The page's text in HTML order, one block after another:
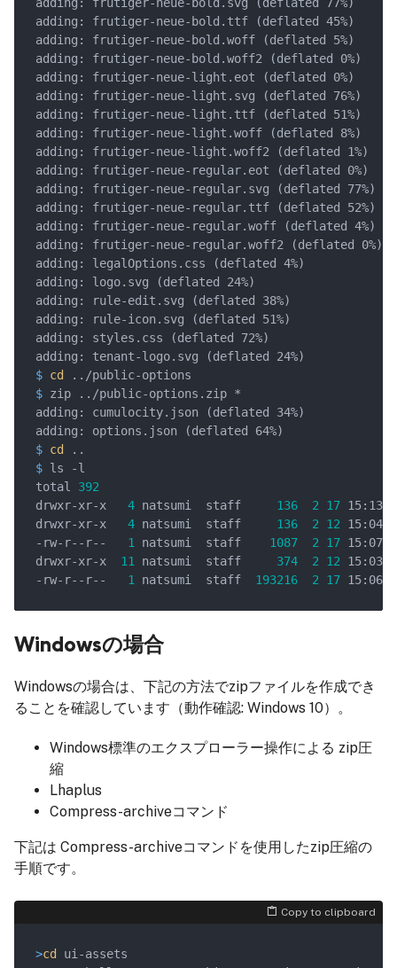
$ cd
../public-options
$ zip ../public-options.zip *
$ cd
..
$ ls -l
total 392
drwxr-xr-x 4 natsumi  staff 136 2
17
drwxr-xr-x 4 natsumi  staff 136 2
12
-rw-r--r-- 1 natsumi  staff 1087 2
17
drwxr-xr-x 11 natsumi  staff 374 2
12
-rw-r--r-- 1 natsumi  staff 193216 2 17
Windowsの場合
Windowsの場合は、下記の方法でzipファイルを作成でき
ることを確認しています（動作確認: Windows 10）。
Windows標準のエクスプローラー操作による zip圧
縮
Lhaplus
Compress-archiveコマンド
下記は Compress-archiveコマンドを使用したzip圧縮の
手順です。
Copy to clipboard
>cd ui-assets